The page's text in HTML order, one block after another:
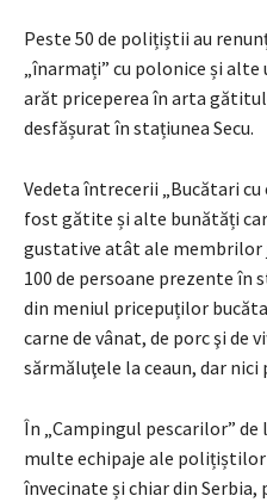
Peste 50 de polițiștii au
„înarmați” cu polonice și
arăt priceperea în arta
desfășurat în stațiunea Secu.
Vedeta întrecerii „Bucătari
fost gătite și alte bunătăți
gustative atât ale membrilor
100 de persoane prezente în
din meniul pricepuților
carne de vânat, de porc şi de
sărmăluţele la ceaun, dar
În „Campingul pescarilor” de
multe echipaje ale polițiștilor
învecinate și chiar din